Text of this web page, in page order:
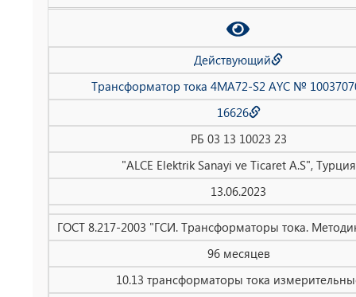
Действующий
Трансформатор тока 4MA72-S2 AYC №
16626
РБ 03 13 10023 23
"ALCE Elektrik Sanayi ve Ticaret A.S", Турция
13.06.2023
ГОСТ 8.217-2003 "ГСИ. Трансформаторы тока.
96 месяцев
10.13 трансформаторы тока